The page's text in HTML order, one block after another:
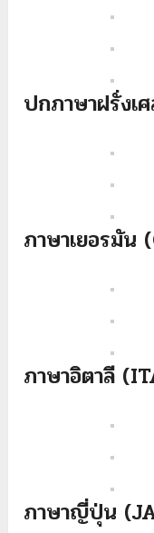
ปกภาษาฝรั่งเ
ภาษาเยอรมัน
ภาษาอิตาลี
ภาษาญี่ปุ่น